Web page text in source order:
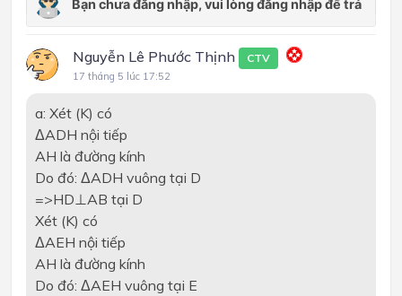
Nguyễn Lê Phước Thịnh CTV
17 tháng 5 lúc 17:52
a: Xét (K) có
ΔADH nội tiếp
AH là đường kính
Do đó: ΔADH vuông tại D
=>HD⊥AB tại D
Xét (K) có
ΔAEH nội tiếp
AH là đường kính
Do đó: ΔAEH vuông tại E